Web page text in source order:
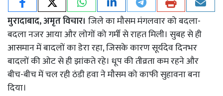
मुरादाबाद, अमृत विचार। जिले का मौसम मंगलवार को बदला-
बदला नजर आया और लोगों को गर्मी से राहत मिली। सुबह से ही
आसमान में बादलों का डेरा रहा, जिसके कारण सूर्यदेव दिनभर
बादलों की ओट से ही झांकते रहे। धूप की तीव्रता कम रहने और
बीच-बीच में चल रही ठंडी हवा ने मौसम को काफी सुहावना बना
दिया।